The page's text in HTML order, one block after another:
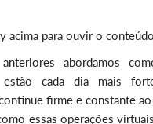
acima para ouvir o
abordamos
cada dia mais
firme e constante
essas operações